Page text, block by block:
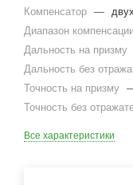
Компенсатор —
Диапазон
Дальность на призму
Дальность без
Точность на призму
Точность без
Все характеристики